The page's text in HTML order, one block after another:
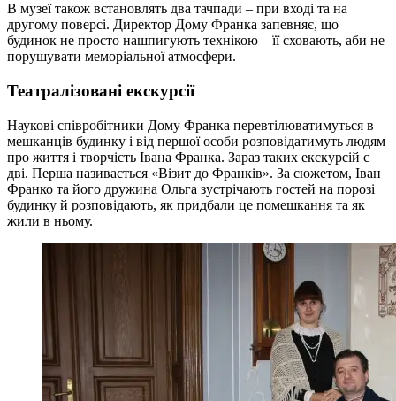
В музеї також встановлять два тачпади – при вході та на
другому поверсі. Директор Дому Франка запевняє, що
будинок не просто нашпигують технікою – її сховають, аби не
порушувати меморіальної атмосфери.
Театралізовані екскурсії
Наукові співробітники Дому Франка перевтілюватимуться в
мешканців будинку і від першої особи розповідатимуть людям
про життя і творчість Івана Франка. Зараз таких екскурсій є
дві. Перша називається «Візит до Франків». За сюжетом, Іван
Франко та його дружина Ольга зустрічають гостей на порозі
будинку й розповідають, як придбали це помешкання та як
жили в ньому.